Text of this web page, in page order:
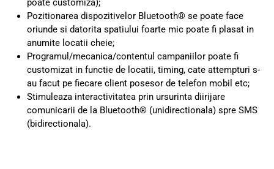
poate customiza);
Pozitionarea dispozitivelor Bluetooth® se poate face
oriunde si datorita spatiului foarte mic poate fi plasat in
anumite locatii cheie;
Programul/mecanica/contentul campaniilor poate fi
customizat in functie de locatii, timing, cate attempturi s-
au facut pe fiecare client posesor de telefon mobil etc;
Stimuleaza interactivitatea prin ursurinta diirijare
comunicarii de la Bluetooth® (unidirectionala) spre SMS
(bidirectionala).